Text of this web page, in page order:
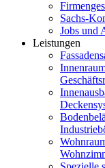
Sachs-
Jobs und
Leistungen